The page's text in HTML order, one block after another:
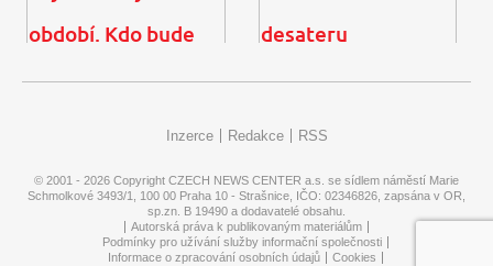
čeká nejnáročnější
nebo si na houbaře jen
hrajete? Otestujte se v
Inzerce Redakce RSS
© 2001 - 2026 Copyright CZECH NEWS CENTER a.s. se sídlem náměstí Marie
Schmolkové 3493/1, 100 00 Praha 10 - Strašnice, IČO: 02346826, zapsána v OR,
sp.zn. B 19490 a dodavatelé obsahu.
Autorská práva k publikovaným materiálům
Podmínky pro užívání služby informační společnosti
Informace o zpracování osobních údajů
Cookies